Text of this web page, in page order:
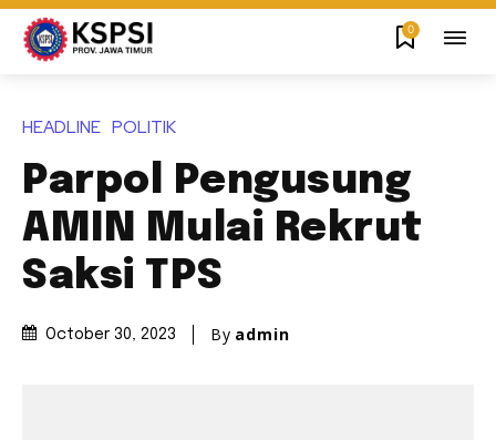
0
HEADLINE POLITIK
Parpol Pengusung
AMIN Mulai Rekrut
Saksi TPS
October 30, 2023 By admin